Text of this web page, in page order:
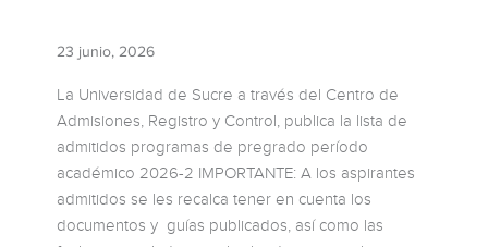
23 junio, 2026
La Universidad de Sucre a través del Centro de
Admisiones, Registro y Control, publica la lista de
admitidos programas de pregrado período
académico 2026-2 IMPORTANTE: A los aspirantes
admitidos se les recalca tener en cuenta los
documentos y guías publicados, así como las